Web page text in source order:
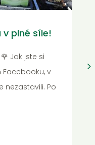
které vám
to teď vypadá spíš
než ve skleníku.
vám naposledy
asi…